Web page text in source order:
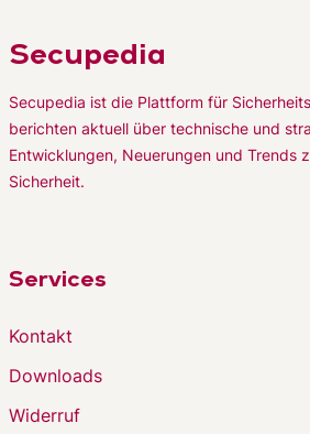
Secupedia
Secupedia ist die Plattform für
berichten aktuell über technische und
Entwicklungen, Neuerungen und Trends
Sicherheit.
Services
Kontakt
Downloads
Widerruf